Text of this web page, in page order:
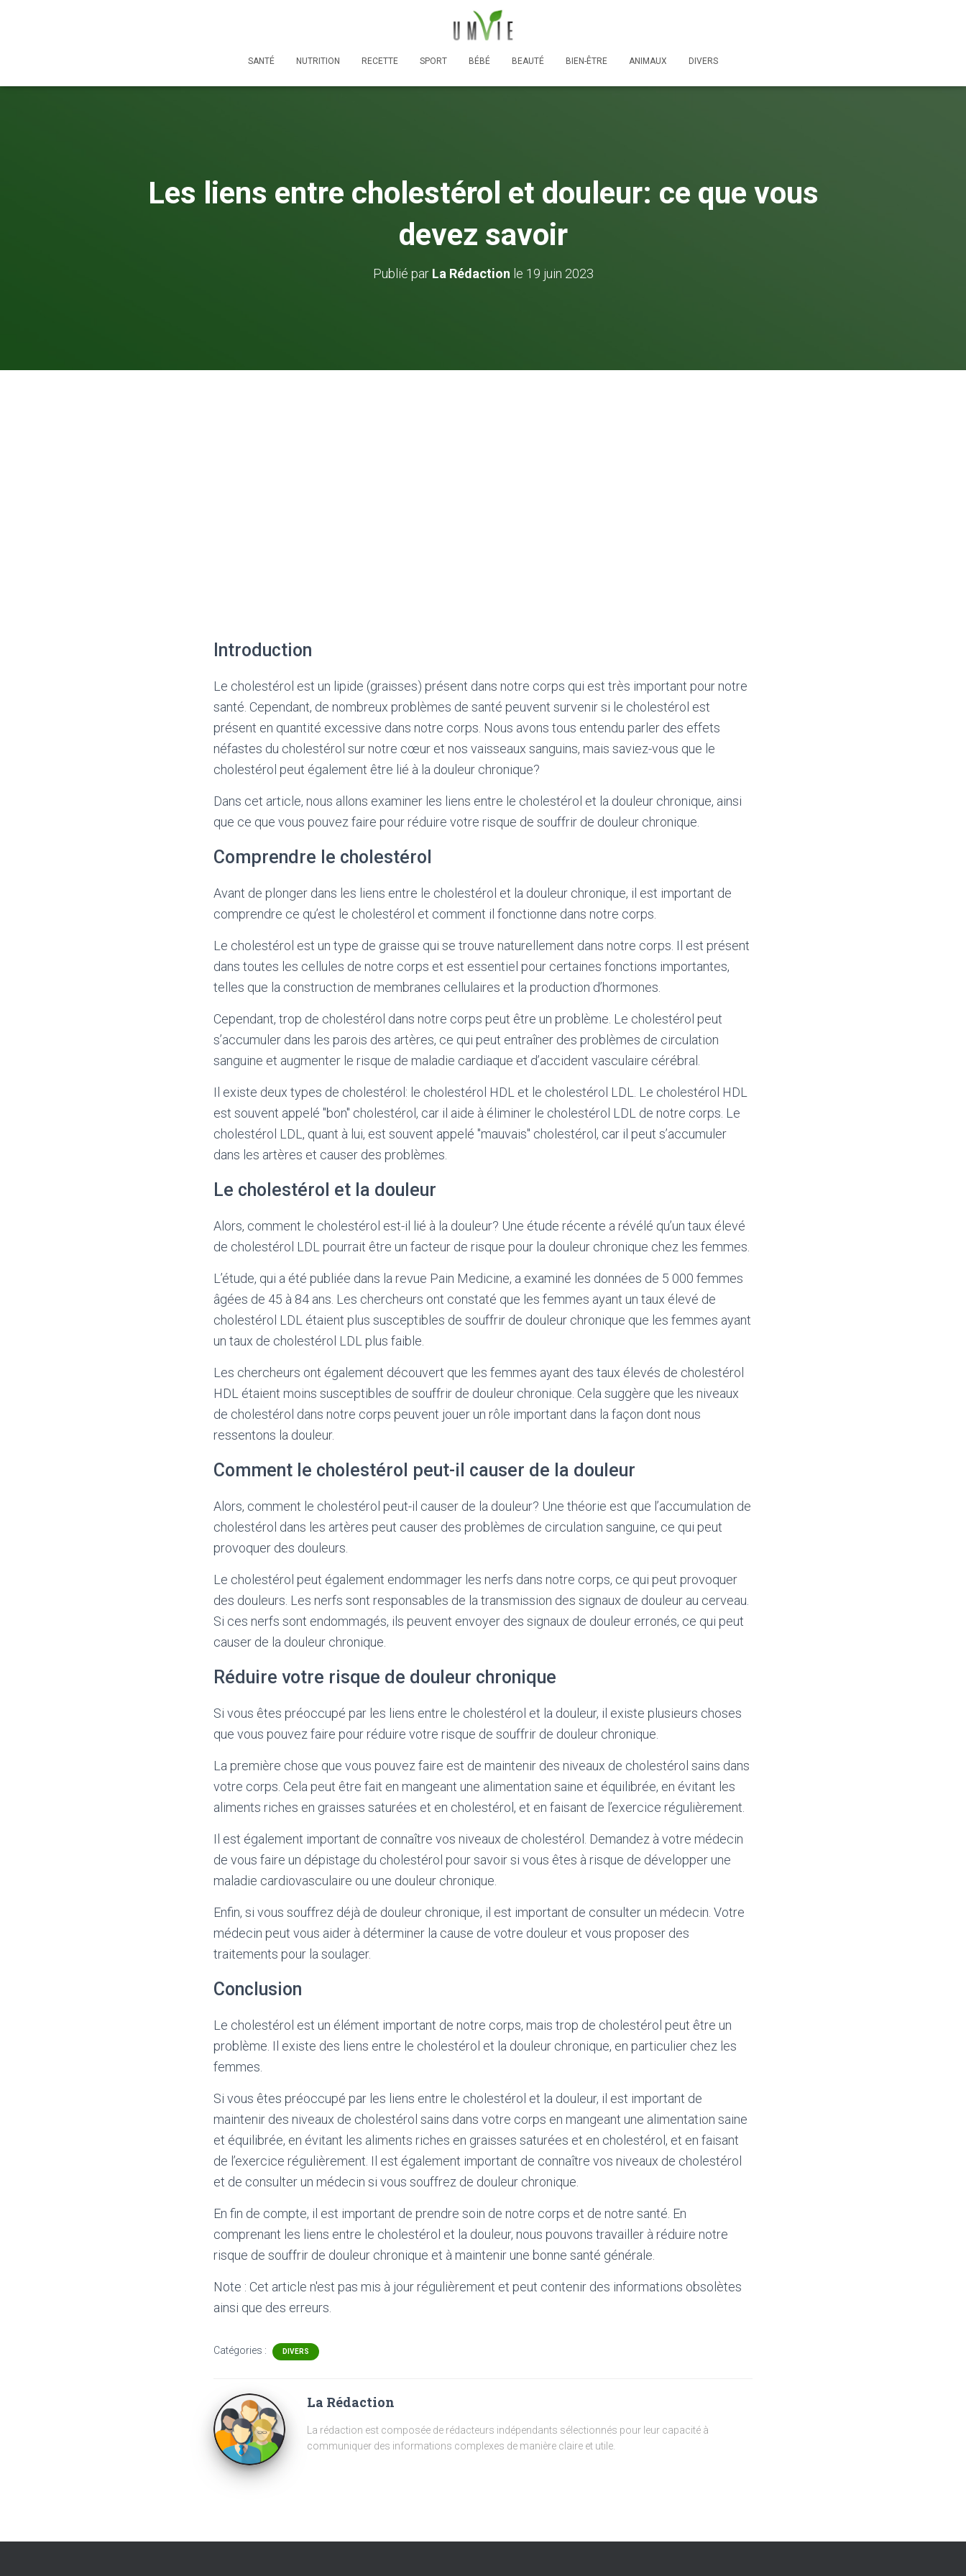
SANTÉ NUTRITION RECETTE SPORT BÉBÉ BEAUTÉ BIEN-ÊTRE ANIMAUX DIVERS
Les liens entre cholestérol et douleur: ce que vous
devez savoir
Publié par La Rédaction le 19 juin 2023
Introduction
Le cholestérol est un lipide (graisses) présent dans notre corps qui est très important pour notre
santé. Cependant, de nombreux problèmes de santé peuvent survenir si le cholestérol est
présent en quantité excessive dans notre corps. Nous avons tous entendu parler des effets
néfastes du cholestérol sur notre cœur et nos vaisseaux sanguins, mais saviez-vous que le
cholestérol peut également être lié à la douleur chronique?
Dans cet article, nous allons examiner les liens entre le cholestérol et la douleur chronique, ainsi
que ce que vous pouvez faire pour réduire votre risque de souffrir de douleur chronique.
Comprendre le cholestérol
Avant de plonger dans les liens entre le cholestérol et la douleur chronique, il est important de
comprendre ce qu’est le cholestérol et comment il fonctionne dans notre corps.
Le cholestérol est un type de graisse qui se trouve naturellement dans notre corps. Il est présent
dans toutes les cellules de notre corps et est essentiel pour certaines fonctions importantes,
telles que la construction de membranes cellulaires et la production d’hormones.
Cependant, trop de cholestérol dans notre corps peut être un problème. Le cholestérol peut
s’accumuler dans les parois des artères, ce qui peut entraîner des problèmes de circulation
sanguine et augmenter le risque de maladie cardiaque et d’accident vasculaire cérébral.
Il existe deux types de cholestérol: le cholestérol HDL et le cholestérol LDL. Le cholestérol HDL
est souvent appelé "bon" cholestérol, car il aide à éliminer le cholestérol LDL de notre corps. Le
cholestérol LDL, quant à lui, est souvent appelé "mauvais" cholestérol, car il peut s’accumuler
dans les artères et causer des problèmes.
Le cholestérol et la douleur
Alors, comment le cholestérol est-il lié à la douleur? Une étude récente a révélé qu’un taux élevé
de cholestérol LDL pourrait être un facteur de risque pour la douleur chronique chez les femmes.
L’étude, qui a été publiée dans la revue Pain Medicine, a examiné les données de 5 000 femmes
âgées de 45 à 84 ans. Les chercheurs ont constaté que les femmes ayant un taux élevé de
cholestérol LDL étaient plus susceptibles de souffrir de douleur chronique que les femmes ayant
un taux de cholestérol LDL plus faible.
Les chercheurs ont également découvert que les femmes ayant des taux élevés de cholestérol
HDL étaient moins susceptibles de souffrir de douleur chronique. Cela suggère que les niveaux
de cholestérol dans notre corps peuvent jouer un rôle important dans la façon dont nous
ressentons la douleur.
Comment le cholestérol peut-il causer de la douleur
Alors, comment le cholestérol peut-il causer de la douleur? Une théorie est que l’accumulation de
cholestérol dans les artères peut causer des problèmes de circulation sanguine, ce qui peut
provoquer des douleurs.
Le cholestérol peut également endommager les nerfs dans notre corps, ce qui peut provoquer
des douleurs. Les nerfs sont responsables de la transmission des signaux de douleur au cerveau.
Si ces nerfs sont endommagés, ils peuvent envoyer des signaux de douleur erronés, ce qui peut
causer de la douleur chronique.
Réduire votre risque de douleur chronique
Si vous êtes préoccupé par les liens entre le cholestérol et la douleur, il existe plusieurs choses
que vous pouvez faire pour réduire votre risque de souffrir de douleur chronique.
La première chose que vous pouvez faire est de maintenir des niveaux de cholestérol sains dans
votre corps. Cela peut être fait en mangeant une alimentation saine et équilibrée, en évitant les
aliments riches en graisses saturées et en cholestérol, et en faisant de l’exercice régulièrement.
Il est également important de connaître vos niveaux de cholestérol. Demandez à votre médecin
de vous faire un dépistage du cholestérol pour savoir si vous êtes à risque de développer une
maladie cardiovasculaire ou une douleur chronique.
Enfin, si vous souffrez déjà de douleur chronique, il est important de consulter un médecin. Votre
médecin peut vous aider à déterminer la cause de votre douleur et vous proposer des
traitements pour la soulager.
Conclusion
Le cholestérol est un élément important de notre corps, mais trop de cholestérol peut être un
problème. Il existe des liens entre le cholestérol et la douleur chronique, en particulier chez les
femmes.
Si vous êtes préoccupé par les liens entre le cholestérol et la douleur, il est important de
maintenir des niveaux de cholestérol sains dans votre corps en mangeant une alimentation saine
et équilibrée, en évitant les aliments riches en graisses saturées et en cholestérol, et en faisant
de l’exercice régulièrement. Il est également important de connaître vos niveaux de cholestérol
et de consulter un médecin si vous souffrez de douleur chronique.
En fin de compte, il est important de prendre soin de notre corps et de notre santé. En
comprenant les liens entre le cholestérol et la douleur, nous pouvons travailler à réduire notre
risque de souffrir de douleur chronique et à maintenir une bonne santé générale.
Note : Cet article n'est pas mis à jour régulièrement et peut contenir des informations obsolètes
ainsi que des erreurs.
Catégories : DIVERS
La Rédaction
La rédaction est composée de rédacteurs indépendants sélectionnés pour leur capacité à
communiquer des informations complexes de manière claire et utile.